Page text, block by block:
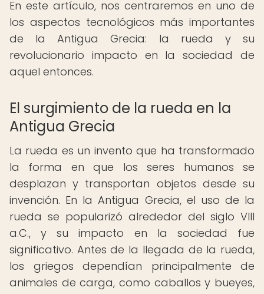
En este artículo, nos centraremos en uno de
los aspectos tecnológicos más importantes
de la Antigua Grecia: la rueda y su
revolucionario impacto en la sociedad de
aquel entonces.
El surgimiento de la rueda en la
Antigua Grecia
La rueda es un invento que ha transformado
la forma en que los seres humanos se
desplazan y transportan objetos desde su
invención. En la Antigua Grecia, el uso de la
rueda se popularizó alrededor del siglo VIII
a.C., y su impacto en la sociedad fue
significativo. Antes de la llegada de la rueda,
los griegos dependían principalmente de
animales de carga, como caballos y bueyes,